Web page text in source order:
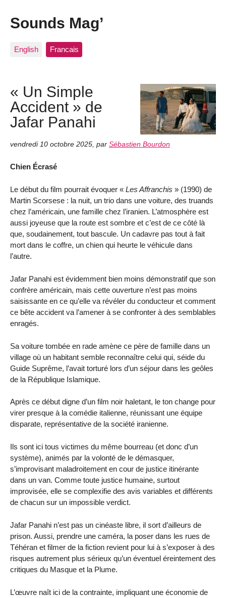
Sounds Mag’
English Francais
« Un Simple
Accident » de
Jafar Panahi
vendredi 10 octobre 2025, par Sébastien Bourdon
Chien Écrasé
Le début du film pourrait évoquer « Les Affranchis » (1990) de
Martin Scorsese : la nuit, un trio dans une voiture, des truands
chez l’américain, une famille chez l’iranien. L’atmosphère est
aussi joyeuse que la route est sombre et c’est de ce côté là
que, soudainement, tout bascule. Un cadavre pas tout à fait
mort dans le coffre, un chien qui heurte le véhicule dans
l’autre.
Jafar Panahi est évidemment bien moins démonstratif que son
confrère américain, mais cette ouverture n’est pas moins
saisissante en ce qu’elle va révéler du conducteur et comment
ce bête accident va l’amener à se confronter à des semblables
enragés.
Sa voiture tombée en rade amène ce père de famille dans un
village où un habitant semble reconnaître celui qui, séide du
Guide Suprême, l’avait torturé lors d’un séjour dans les geôles
de la République Islamique.
Après ce début digne d’un film noir haletant, le ton change pour
virer presque à la comédie italienne, réunissant une équipe
disparate, représentative de la société iranienne.
Ils sont ici tous victimes du même bourreau (et donc d’un
système), animés par la volonté de le démasquer,
s’improvisant maladroitement en cour de justice itinérante
dans un van. Comme toute justice humaine, surtout
improvisée, elle se complexifie des avis variables et différents
de chacun sur un impossible verdict.
Jafar Panahi n’est pas un cinéaste libre, il sort d’ailleurs de
prison. Aussi, prendre une caméra, la poser dans les rues de
Téhéran et filmer de la fiction revient pour lui à s’exposer à des
risques autrement plus sérieux qu’un éventuel éreintement des
critiques du Masque et la Plume.
L’œuvre naît ici de la contrainte, impliquant une économie de